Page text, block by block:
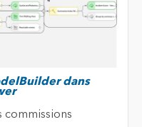
dans
commissions